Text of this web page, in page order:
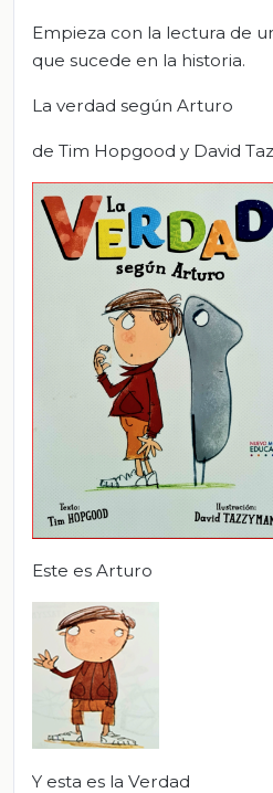
Empieza con la lectura de
que sucede en la historia.
La verdad según Arturo
de Tim Hopgood y David
Este es Arturo
Y esta es la Verdad